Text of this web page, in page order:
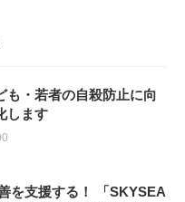
も・若者の自殺防止に向
します
を支援する！ 「SKYSEA